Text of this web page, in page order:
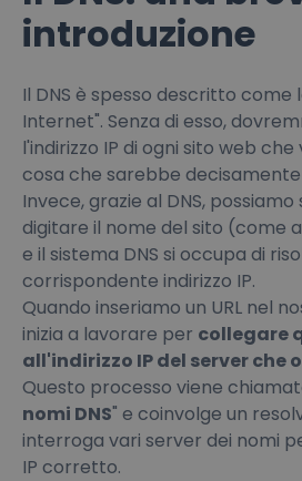
introduzione
Il DNS è spesso descritto come
Internet". Senza di esso,
l'indirizzo IP di ogni sito web
cosa che sarebbe
Invece, grazie al DNS,
digitare il nome del sito (come
e il sistema DNS si occupa di
corrispondente indirizzo IP.
Quando inseriamo un URL nel
inizia a lavorare per collegare
all'indirizzo IP del server che
Questo processo viene
nomi DNS" e coinvolge un
interroga vari server dei nomi
IP corretto.